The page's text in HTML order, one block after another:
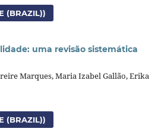
(BRAZIL))
uma revisão sistemática
Marques, Maria Izabel Gallão, Erika
(BRAZIL))